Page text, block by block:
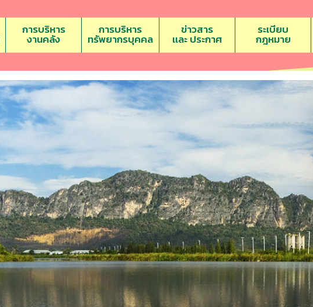
การบริหาร
งานคลัง
การบริหาร
ทรัพยากรบุคคล
ข่าวสาร
เเละ ประกาศ
ระเบียบ
กฎหมาย